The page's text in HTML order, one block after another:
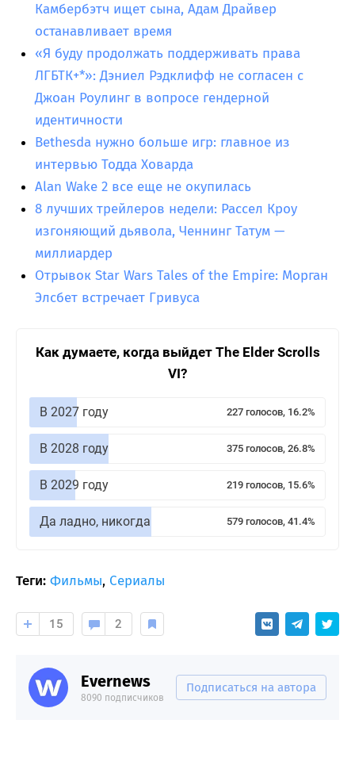
Камбербэтч ищет сына, Адам Драйвер
останавливает время
«Я буду продолжать поддерживать права
ЛГБТК+*»: Дэниел Рэдклифф не согласен с
Джоан Роулинг в вопросе гендерной
идентичности
Bethesda нужно больше игр: главное из
интервью Тодда Ховарда
Alan Wake 2 все еще не окупилась
8 лучших трейлеров недели: Рассел Кроу
изгоняющий дьявола, Ченнинг Татум —
миллиардер
Отрывок Star Wars Tales of the Empire: Морган
Элсбет встречает Гривуса
Как думаете, когда выйдет The Elder Scrolls
VI?
В 2027 году 227 голосов, 16.2%
В 2028 году 375 голосов, 26.8%
В 2029 году 219 голосов, 15.6%
Да ладно, никогда 579 голосов, 41.4%
Теги: Фильмы, Сериалы
15 2
Evernews
8090 подписчиков
Подписаться на автора